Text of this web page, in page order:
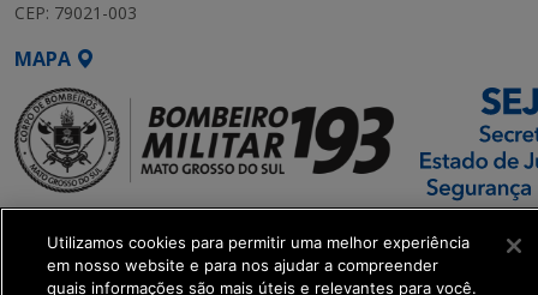
CEP: 79021-003
MAPA
SETDIG | Secretaria-
Executiva de
Transformação Digital
Utilizamos cookies para permitir uma melhor experiência
em nosso website e para nos ajudar a compreender
quais informações são mais úteis e relevantes para você.